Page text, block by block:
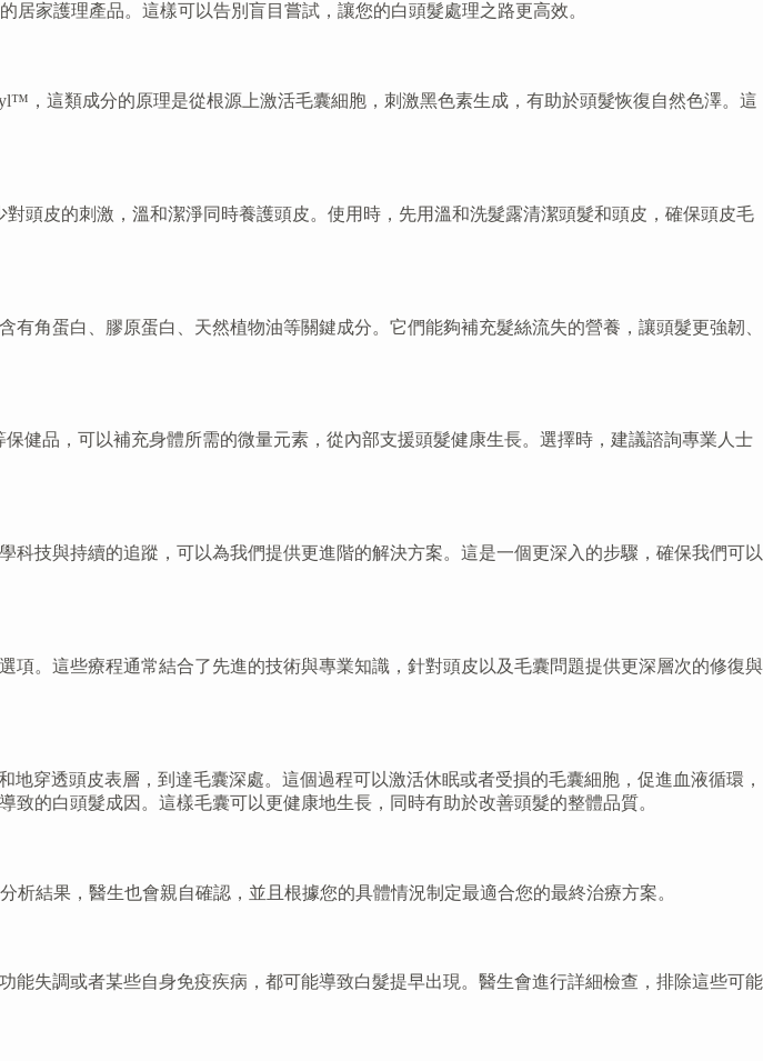
家護理產品。這樣可以告別盲目嘗試，讓您的白頭髮處理之路更高效。
，這類成分的原理是從根源上激活毛囊細胞，刺激黑色素生成，有助於頭髮恢復自然色澤。這
頭皮的刺激，溫和潔淨同時養護頭皮。使用時，先用溫和洗髮露清潔頭髮和頭皮，確保頭皮毛
角蛋白、膠原蛋白、天然植物油等關鍵成分。它們能夠補充髮絲流失的營養，讓頭髮更強韌、
健品，可以補充身體所需的微量元素，從內部支援頭髮健康生長。選擇時，建議諮詢專業人士
技與持續的追蹤，可以為我們提供更進階的解決方案。這是一個更深入的步驟，確保我們可以
。這些療程通常結合了先進的技術與專業知識，針對頭皮以及毛囊問題提供更深層次的修復與
穿透頭皮表層，到達毛囊深處。這個過程可以激活休眠或者受損的毛囊細胞，促進血液循環，
的白頭髮成因。這樣毛囊可以更健康地生長，同時有助於改善頭髮的整體品質。
結果，醫生也會親自確認，並且根據您的具體情況制定最適合您的最終治療方案。
失調或者某些自身免疫疾病，都可能導致白髮提早出現。醫生會進行詳細檢查，排除這些可能